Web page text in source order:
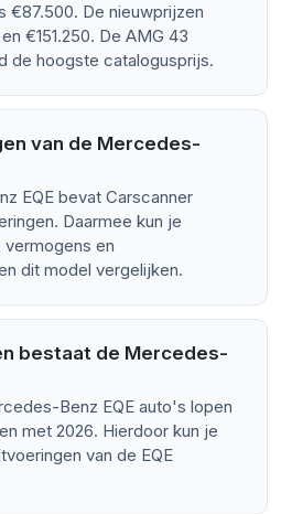
€87.500. De nieuwprijzen
€151.250. De AMG 43
de hoogste catalogusprijs.
van de Mercedes-
EQE bevat Carscanner
Daarmee kun je
en
dit model vergelijken.
bestaat de Mercedes-
Benz EQE auto's lopen
met 2026. Hierdoor kun je
van de EQE